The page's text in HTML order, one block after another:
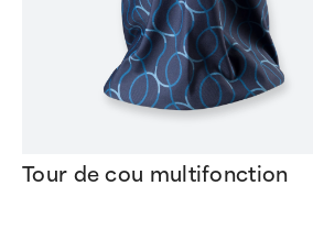
Tour de cou multifonction